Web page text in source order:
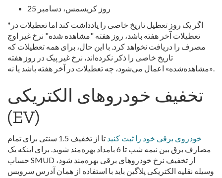
روز کریسمس، دسامبر 25
*اگر یک روز تعطیل تاریخ خاصی را یادداشت کند اما تعطیلات در
تعطیلات آخر هفته باشد، روز هفته "مشاهده شده" نرخ غیر اوج
مصرف را دریافت نخواهد کرد. با این حال، برای همه تعطیلات که
تاریخ خاصی را ذکر نکرده‌اند، نرخ غیر پیک در روز هفته
«مشاهده‌شده» اعمال می‌شود، چه تعطیلات در آخر هفته باشد یا نه.
تخفیف خودروهای الکتریکی
(EV)
خودروی برقی خود را ثبت کنید
تا از تخفیف 1.5 سنتی برای تمام
مصارف برق بین نیمه شب تا 6 بامداد بهره‌مند شوید.
برای اینکه یک
حساب SMUD از تخفیف نرخ خودروهای برقی بهره‌مند شود،
وسیله نقلیه الکتریکی پلاگین باید با استفاده از همان آدرس سرویس